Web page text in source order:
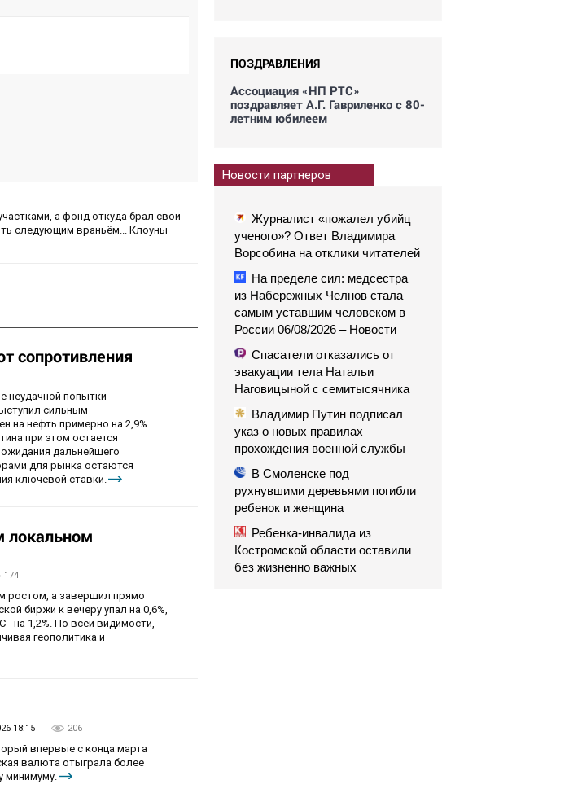
а фонд откуда брал свои
следующим враньём... Клоуны
сопротивления
неудачной попытки
сильным
на нефть примерно на 2,9%
при этом остается
дальнейшего
для рынка остаются
ключевой ставки.
локальном
174
ростом, а завершил прямо
биржи к вечеру упал на 0,6%,
на 1,2%. По всей видимости,
геополитика и
18:15 206
впервые с конца марта
валюта отыграла более
минимуму.
ПОЗДРАВЛЕНИЯ
Ассоциация «НП РТС»
поздравляет А.Г. Гавриленко с 80-
летним юбилеем
Новости партнеров
Журналист «пожалел убийц
ученого»? Ответ Владимира
Ворсобина на отклики читателей
На пределе сил: медсестра
из Набережных Челнов стала
самым уставшим человеком в
России 06/08/2026 – Новости
Спасатели отказались от
эвакуации тела Натальи
Наговицыной с семитысячника
Владимир Путин подписал
указ о новых правилах
прохождения военной службы
В Смоленске под
рухнувшими деревьями погибли
ребенок и женщина
Ребенка-инвалида из
Костромской области оставили
без жизненно важных